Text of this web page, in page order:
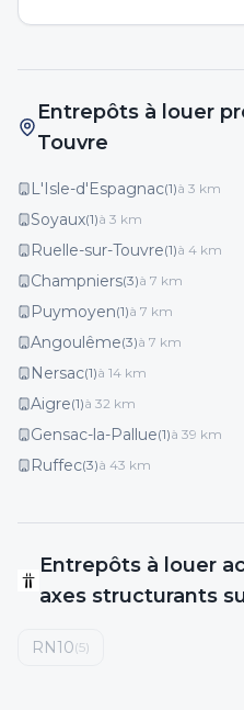
Entrepôts à louer
Touvre
L'Isle-d'Espagnac(1)à 3 km
Soyaux(1)à 3 km
Ruelle-sur-Touvre(1)à 4 km
Champniers(3)à 7 km
Puymoyen(1)à 7 km
Angoulême(3)à 7 km
Nersac(1)à 14 km
Aigre(1)à 32 km
Gensac-la-Pallue(1)à 39 km
Ruffec(3)à 43 km
Entrepôts à louer
axes structurants
RN10(5)